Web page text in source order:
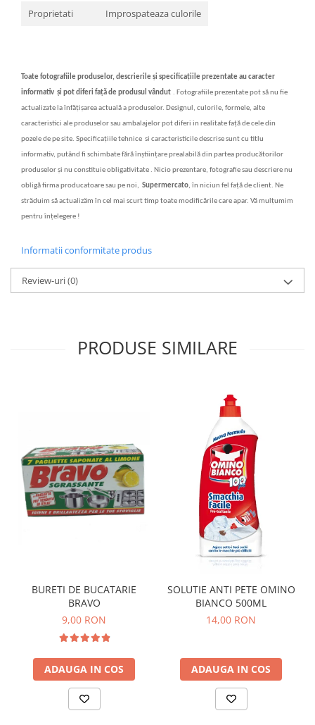
Proprietati
Improspateaza culorile
Toate fotografiile produselor, descrierileși specificațiileprezentate au caracter
informativ și pot diferi fațăde produsul vândut . Fotografiile prezentate pot sănu fie
actualizate la înfățișarea actual ăa produselor. Designul, culorile, formele, alte
caracteristici ale produselor sau ambalajelor pot diferi in realitate fațăde cele din
pozele de pe site. Specificațiile tehnice si caracteristicile descrise sunt cu titlu
informativ, putând fi schimbate fărăînștiințare prealabil ădin partea producătorilor
produselorși nu constituie obligativitate . Nicio prezentare, fotografie sau descriere nu
obligăfirma producatoare sau pe noi, Supermercato, în niciun fel fațăde client. Ne
străduim să actualizăm în cel mai scurt timp toate modificările care apar. Vă mulțumim
pentru înțelegere !
Informatii conformitate produs
Review-uri(0)
PRODUSE SIMILARE
BURETI DE BUCATARIE
BRAVO
9,00 RON
ADAUGA IN COS
SOLUTIE ANTI PETE OMINO
BIANCO 500ML
14,00 RON
ADAUGA IN COS